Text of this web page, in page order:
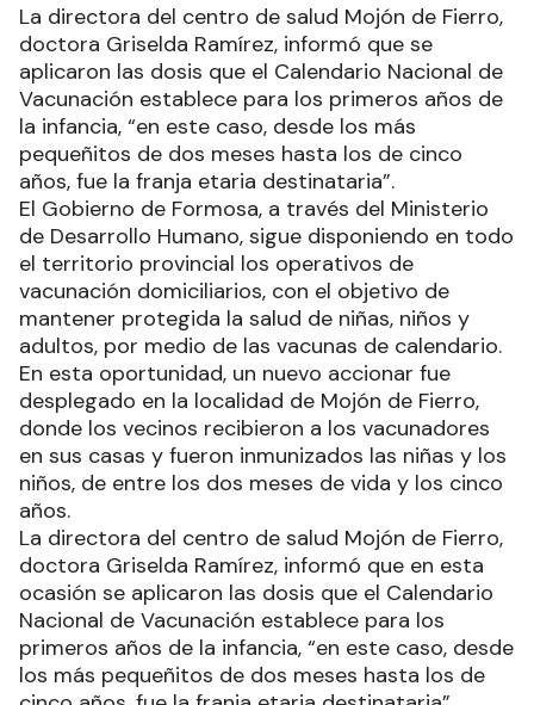
La directora del centro de salud Mojón de Fierro,
doctora Griselda Ramírez, informó que se
aplicaron las dosis que el Calendario Nacional de
Vacunación establece para los primeros años de
la infancia, “en este caso, desde los más
pequeñitos de dos meses hasta los de cinco
años, fue la franja etaria destinataria”.
El Gobierno de Formosa, a través del Ministerio
de Desarrollo Humano, sigue disponiendo en todo
el territorio provincial los operativos de
vacunación domiciliarios, con el objetivo de
mantener protegida la salud de niñas, niños y
adultos, por medio de las vacunas de calendario.
En esta oportunidad, un nuevo accionar fue
desplegado en la localidad de Mojón de Fierro,
donde los vecinos recibieron a los vacunadores
en sus casas y fueron inmunizados las niñas y los
niños, de entre los dos meses de vida y los cinco
años.
La directora del centro de salud Mojón de Fierro,
doctora Griselda Ramírez, informó que en esta
ocasión se aplicaron las dosis que el Calendario
Nacional de Vacunación establece para los
primeros años de la infancia, “en este caso, desde
los más pequeñitos de dos meses hasta los de